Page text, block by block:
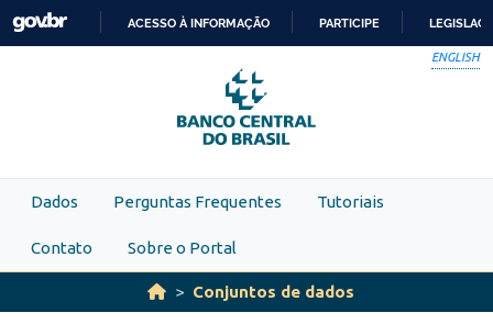
Skip to main content
PARA
O
CONTEÚDO
ACESSO À INFORMAÇÃO PARTICIPE
ENGLISH
Dados Perguntas Frequentes Tutoriais
Contato Sobre o Portal
Conjuntos de dados